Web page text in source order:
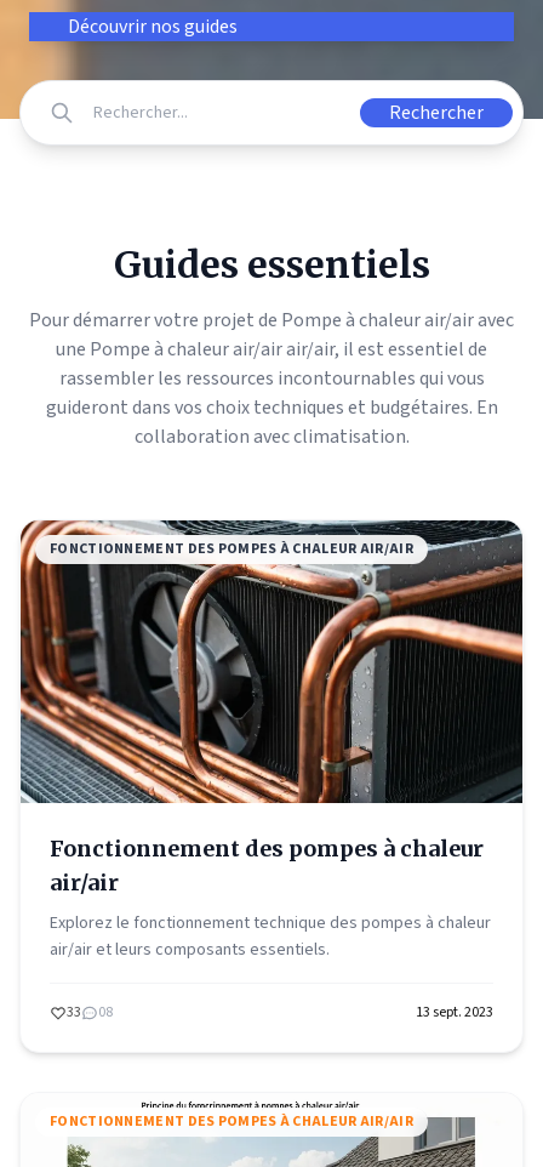
Découvrir nos guides
Rechercher
Guides essentiels
Pour démarrer votre projet de Pompe à chaleur air/air avec
une Pompe à chaleur air/air air/air, il est essentiel de
rassembler les ressources incontournables qui vous
guideront dans vos choix techniques et budgétaires. En
collaboration avecclimatisation.
FONCTIONNEMENT DES POMPES À CHALEUR AIR/AIR
Fonctionnement des pompes à chaleur
air/air
Explorez le fonctionnement technique des pompes à chaleur
air/air et leurs composants essentiels.
33 08 13 sept. 2023
FONCTIONNEMENT DES POMPES À CHALEUR AIR/AIR